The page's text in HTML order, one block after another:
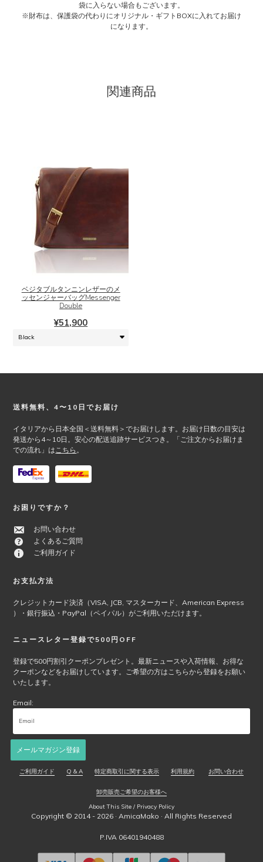
袋に入らない場合もございます。
※財布は、保護袋の代わりにオリジナル・ギフトBOXに入れてお届け
になります。
関連商品
ベジタブルタンニンレザーのメ
ッセンジャーバッグMessenger
Double
¥51,900
の
品
に
は
複
数
エ
ョ
ン
が
あ
ま
す。
ョ
ン
は
ー
ジ
ら
選
択
ま
Footer
送料無料、4〜10日でお届け
イタリアから日本全国＜送料無料＞でお届けします。お届け日数の目安は
発送から4～10日。安心の配送追跡サービスつき。「ご注文からお届けま
での流れ」はこちら 。
お困りですか？
お問い合わせ
よくあるご質問
ご利用ガイド
お支払方法
クレジットカード決済（VISA, JCB, マスターカード、American Express
）・銀行振込・PayPal（ペイパル）がご利用いただけます。
ニュースレター登録で500円OFF
登録で500円割引クーポンプレゼント。最新ニュースや入荷情報、お得な
クーポンなどをお届けしています。ご希望の方はこちらから登録をお願い
いたします。
Email:
メールマガジン登録
ご利用ガイド Q & A 特定商取引に関する表示 利用規約 お問い合わせ
卸売販売ご希望のお客様へ
About This Site / Privacy Policy
Copyright © 2014 - 2026 · AmicaMako · All Rights Reserved
P.IVA 06401940488